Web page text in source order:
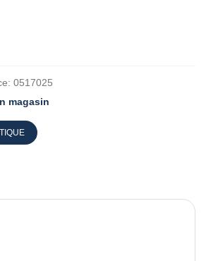
0517025
magasin